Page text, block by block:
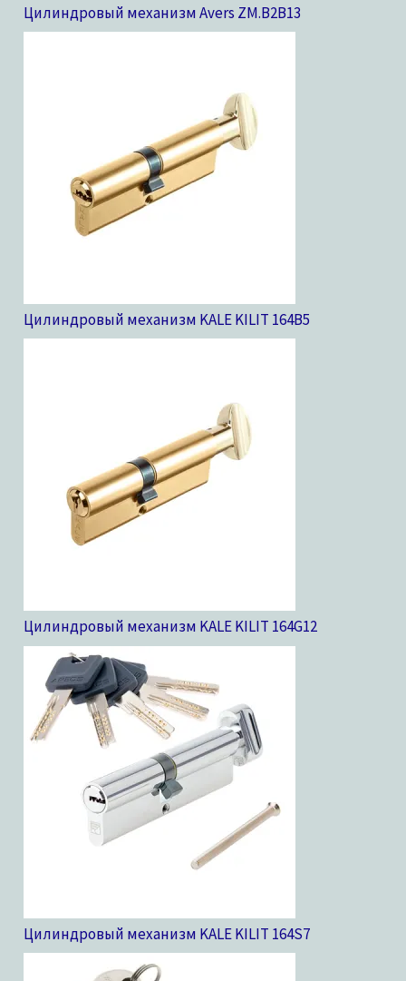
Цилиндровый механизм Avers ZM.B2B13
Цилиндровый механизм KALE KILIT 164B5
Цилиндровый механизм KALE KILIT 164G12
Цилиндровый механизм KALE KILIT 164S7